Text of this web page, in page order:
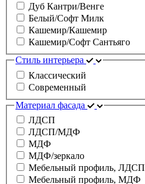
Дуб Кантри/Венге
Белый/Софт Милк
Кашемир/Кашемир
Кашемир/Софт Сантьяго
Стиль интерьера
Классический
Современный
Материал фасада
ЛДСП
ЛДСП/МДФ
МДФ
МДФ/зеркало
Мебельный профиль, ЛДСП
Мебельный профиль, МДФ